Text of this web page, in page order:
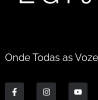
Onde Todas as